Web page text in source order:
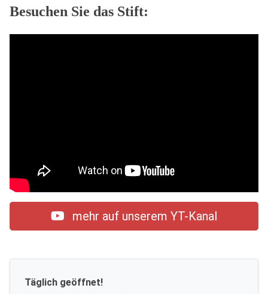
Besuchen Sie das Stift:
mehr auf unserem YT-Kanal
Täglich geöffnet!